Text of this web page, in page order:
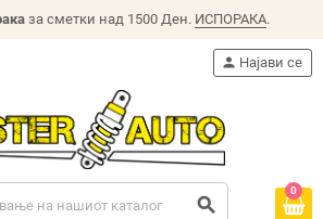
за сметки над 1500 Ден. ИСПОРАКА.
search
person Најави се
0